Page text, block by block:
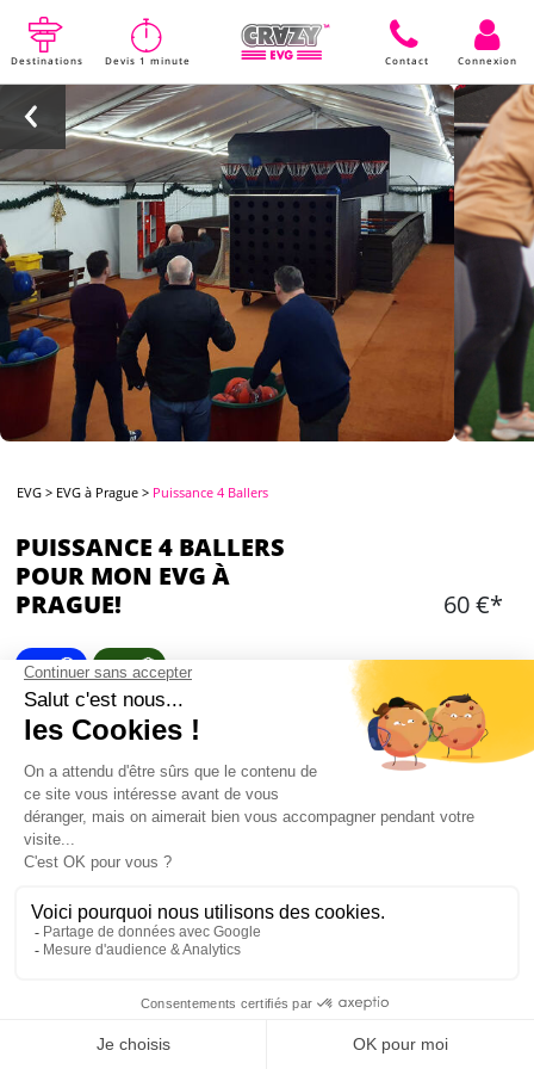
Destinations Devis 1 minute Contact Connexion
EVG > EVG à Prague > Puissance 4 Ballers
PUISSANCE 4 BALLERS
POUR MON EVG À
PRAGUE!
60 €*
Fun 🤪 Jeux 🎲
OPTIONS ADDITIONNELLES
Choisir une ou des option(s)
Jeu de puissance 4 avec des balles de basket
1 heure de jeu
Mon EVG à Prague